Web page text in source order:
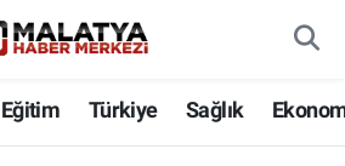
Eğitim Türkiye Sağlık